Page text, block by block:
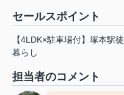
セールスポイント
【4LDK×駐車場付】塚本駅
暮らし
担当者のコメント